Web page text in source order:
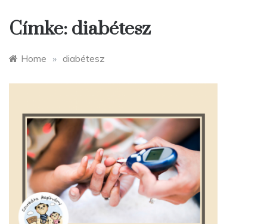
Címke: diabétesz
Home » diabétesz